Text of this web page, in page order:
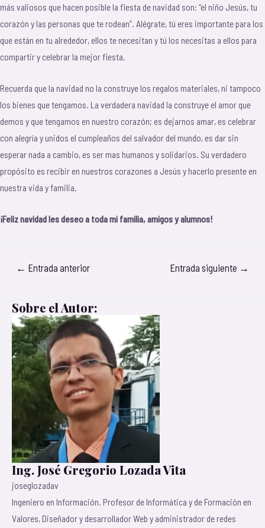
más valiosos que hacen posible la fiesta de navidad son: “el niño Jesús, tu
corazón y las personas que te rodean”. Alégrate, tú eres importante para los
que están en tu alrededor, ellos te necesitan y tú los necesitas a ellos para
compartir y celebrar la mejor fiesta.
Recuerda que la navidad no la construye los regalos materiales, ni tampoco
los bienes que tengamos. La verdadera navidad la construye el amor que
demos y que tengamos en nuestro corazón; es dejarnos amar, es celebrar
con alegría y unidos el cumpleaños del salvador del mundo, es dar sin
esperar nada a cambio, es ser mas humanos y solidarios. Su verdadero
propósito es recibir en nuestros corazones a Jesús y hacerlo presente en
nuestra vida y familia.
¡Feliz navidad les deseo a toda mi familia, amigos y alumnos!
← Entrada anterior Entrada siguiente →
Sobre el Autor:
Ing. José Gregorio Lozada Vita
joseglozadav
Ingeniero en Información. Profesor de Informática y de Formación en
Valores, Diseñador y desarrollador Web y administrador de redes